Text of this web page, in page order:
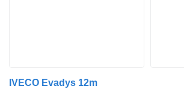
IVECO Evadys 12m